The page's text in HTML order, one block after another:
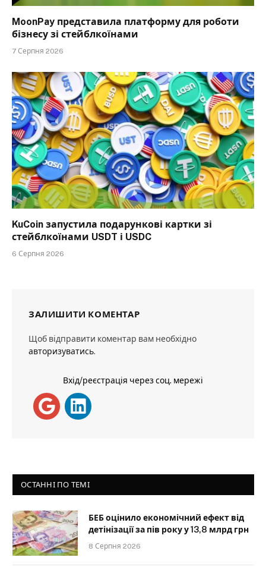
MoonPay представила платформу для роботи
бізнесу зі стейблкоїнами
7 Серпня 2026
KuCoin запустила подарункові картки зі
стейблкоїнами USDT і USDC
6 Серпня 2026
ЗАЛИШИТИ КОМЕНТАР
Щоб відправити коментар вам необхідно
авторизуватись.
Вхід/реєстрація через соц. мережі
ОСТАННІ ПО ТЕМІ
БЕБ оцінило економічний ефект від
детінізації за пів року у 13,8 млрд грн
8 Серпня 2026